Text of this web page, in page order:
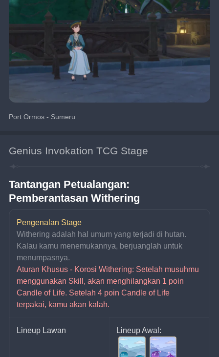
Port Ormos - Sumeru
Genius Invokation TCG Stage
Tantangan Petualangan:
Pemberantasan Withering
Pengenalan Stage
Withering adalah hal umum yang terjadi di hutan.
Kalau kamu menemukannya, berjuanglah untuk
menumpasnya.
Aturan Khusus - Korosi Withering: Setelah musuhmu
menggunakan Skill, akan menghilangkan 1 poin
Candle of Life. Setelah 4 poin Candle of Life
terpakai, kamu akan kalah.
Lineup Lawan Lineup Awal: